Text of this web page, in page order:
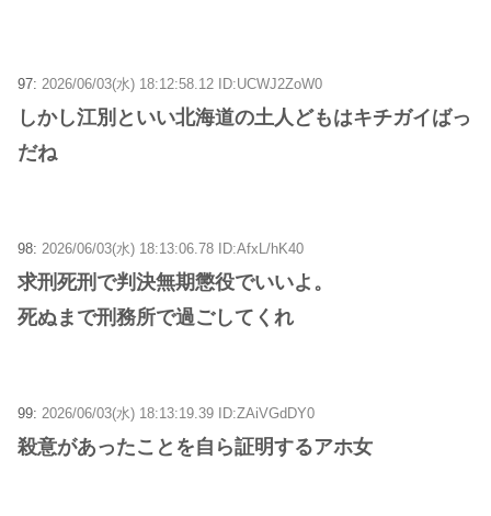
97: 2026/06/03(水) 18:12:58.12 ID:UCWJ2ZoW0
しかし江別といい北海道の土人どもはキチガイばっ
だね
98: 2026/06/03(水) 18:13:06.78 ID:AfxL/hK40
求刑死刑で判決無期懲役でいいよ。
死ぬまで刑務所で過ごしてくれ
99: 2026/06/03(水) 18:13:19.39 ID:ZAiVGdDY0
殺意があったことを自ら証明するアホ女